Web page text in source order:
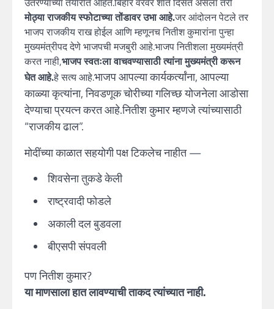
मोठ्या राजकीय स्फोटाच्या तोंडावर उभा आहे.जर आंदोलन पेटले तर
भाजप राजकीय राख होईल आणि म्हणूनच नितीश कुमारांना पुन्हा
मुख्यमंत्रीपद देणे भाजपची मजबुरी आहे.भाजप नितीशला मुख्यमंत्री
करत नाही,भाजप स्वतःला वाचवण्यासाठी त्यांना मुख्यमंत्री करून
घेत आहे.हे सत्य आहे.भाजप आपल्या कार्यकर्त्यांना, आपल्या
काळ्या कृत्यांना, निवडणूक चोरीच्या गलिच्छ योजनेला आडोसा
देण्याचा प्रयत्न करत आहे.नितीश कुमार म्हणजे त्यांच्यासाठी
“राजकीय ढाल”.
मोदींच्या काळात सहयोगी पक्ष टिकलेच नाहीत —
शिवसेना तुकडे केली
राष्ट्रवादी फोडले
अकाली दल बुडवला
बीएसपी संपवली
पण नितीश कुमार?
या माणसाला हात लावण्याची ताकद त्यांच्यात नाही.